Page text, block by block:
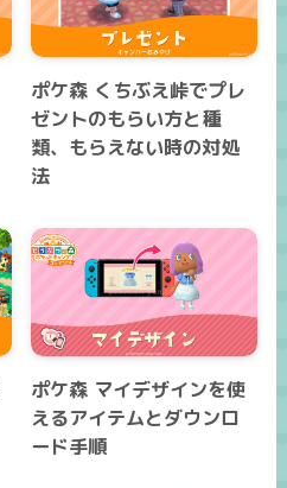
ポケ森 くちぶえ峠でプレ
ゼントのもらい方と種
類、もらえない時の対処
法
ポケ森 マイデザインを使
えるアイテムとダウンロ
ード手順